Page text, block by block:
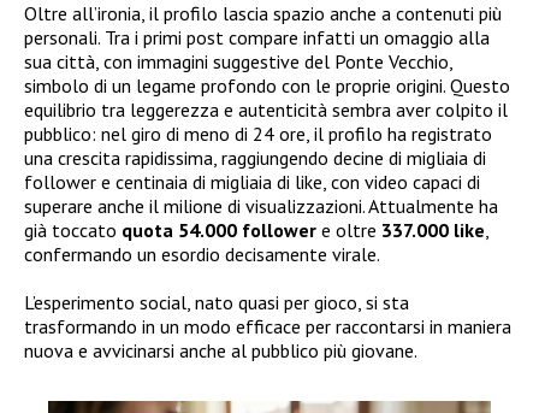
Oltre all’ironia, il profilo lascia spazio anche a contenuti più
personali. Tra i primi post compare infatti un omaggio alla
sua città, con immagini suggestive del Ponte Vecchio,
simbolo di un legame profondo con le proprie origini. Questo
equilibrio tra leggerezza e autenticità sembra aver colpito il
pubblico: nel giro di meno di 24 ore, il profilo ha registrato
una crescita rapidissima, raggiungendo decine di migliaia di
follower e centinaia di migliaia di like, con video capaci di
superare anche il milione di visualizzazioni. Attualmente ha
già toccato quota 54.000 follower e oltre 337.000 like,
confermando un esordio decisamente virale.
L’esperimento social, nato quasi per gioco, si sta
trasformando in un modo efficace per raccontarsi in maniera
nuova e avvicinarsi anche al pubblico più giovane.